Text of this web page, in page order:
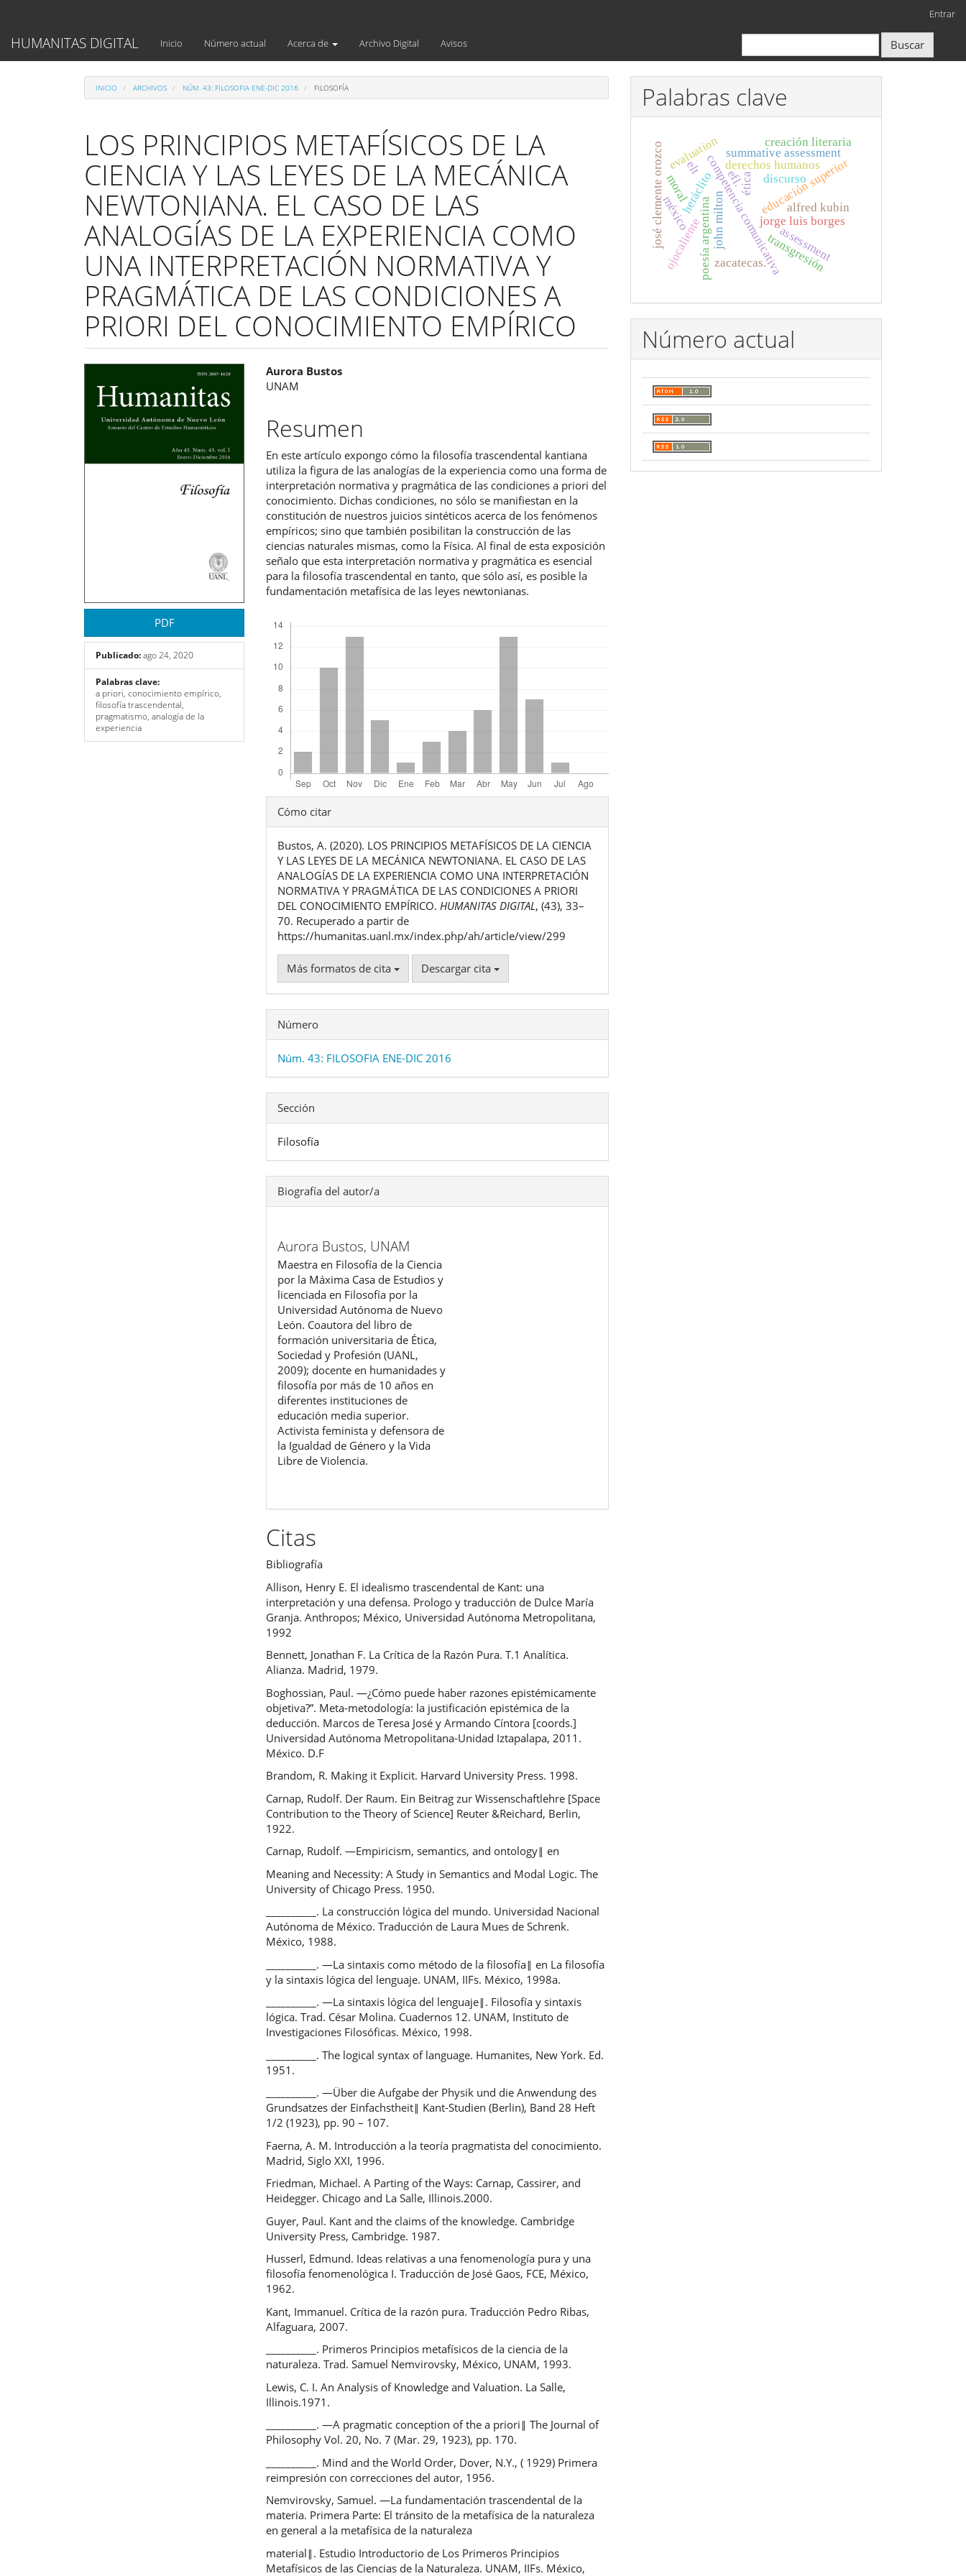
Contenido
principal
Entrar
HUMANITAS DIGITAL Inicio Número actual Acerca de Archivo Digital Avisos Buscar
INICIO ARCHIVOS NÚM. 43: FILOSOFIA ENE-DIC 2016 FILOSOFÍA
LOS PRINCIPIOS METAFÍSICOS DE LA
CIENCIA Y LAS LEYES DE LA MECÁNICA
NEWTONIANA. EL CASO DE LAS
ANALOGÍAS DE LA EXPERIENCIA COMO
UNA INTERPRETACIÓN NORMATIVA Y
PRAGMÁTICA DE LAS CONDICIONES A
PRIORI DEL CONOCIMIENTO EMPÍRICO
Barra
lateral
del
PDF
Publicado:ago 24, 2020
Palabras clave:
a priori, conocimiento empírico,
filosofía trascendental,
pragmatismo, analogía de la
experiencia
Contenido
principal
del
artículo
Aurora Bustos
UNAM
Resumen
En este artículo expongo cómo la filosofía trascendental kantiana
utiliza la figura de las analogías de la experiencia como una forma de
interpretación normativa y pragmática de las condiciones a priori del
conocimiento. Dichas condiciones, no sólo se manifiestan en la
constitución de nuestros juicios sintéticos acerca de los fenómenos
empíricos; sino que también posibilitan la construcción de las
ciencias naturales mismas, como la Física. Al final de esta exposición
señalo que esta interpretación normativa y pragmática es esencial
para la filosofía trascendental en tanto, que sólo así, es posible la
fundamentación metafísica de las leyes newtonianas.
Detalles
del
artículo
Cómo citar
Bustos, A. (2020). LOS PRINCIPIOS METAFÍSICOS DE LA CIENCIA
Y LAS LEYES DE LA MECÁNICA NEWTONIANA. EL CASO DE LAS
ANALOGÍAS DE LA EXPERIENCIA COMO UNA INTERPRETACIÓN
NORMATIVA Y PRAGMÁTICA DE LAS CONDICIONES A PRIORI
DEL CONOCIMIENTO EMPÍRICO. HUMANITAS DIGITAL, (43), 33–
70. Recuperado a partir de
https://humanitas.uanl.mx/index.php/ah/article/view/299
Más formatos de cita Descargar cita
Número
Núm. 43: FILOSOFIA ENE-DIC 2016
Sección
Filosofía
Biografía del autor/a
Aurora Bustos, UNAM
Maestra en Filosofía de la Ciencia
por la Máxima Casa de Estudios y
licenciada en Filosofía por la
Universidad Autónoma de Nuevo
León. Coautora del libro de
formación universitaria de Ética,
Sociedad y Profesión (UANL,
2009); docente en humanidades y
filosofía por más de 10 años en
diferentes instituciones de
educación media superior.
Activista feminista y defensora de
la Igualdad de Género y la Vida
Libre de Violencia.
Citas
Bibliografía
Allison, Henry E. El idealismo trascendental de Kant: una
interpretación y una defensa. Prologo y traducción de Dulce María
Granja. Anthropos; México, Universidad Autónoma Metropolitana,
1992
Bennett, Jonathan F. La Crítica de la Razón Pura. T.1 Analítica.
Alianza. Madrid, 1979.
Boghossian, Paul. ―¿Cómo puede haber razones epistémicamente
objetiva?”. Meta-metodología: la justificación epistémica de la
deducción. Marcos de Teresa José y Armando Cíntora [coords.]
Universidad Autónoma Metropolitana-Unidad Iztapalapa, 2011.
México. D.F
Brandom, R. Making it Explicit. Harvard University Press. 1998.
Carnap, Rudolf. Der Raum. Ein Beitrag zur Wissenschaftlehre [Space
Contribution to the Theory of Science] Reuter &Reichard, Berlin,
1922.
Carnap, Rudolf. ―Empiricism, semantics, and ontology‖ en
Meaning and Necessity: A Study in Semantics and Modal Logic. The
University of Chicago Press. 1950.
__________. La construcción lógica del mundo. Universidad Nacional
Autónoma de México. Traducción de Laura Mues de Schrenk.
México, 1988.
__________. ―La sintaxis como método de la filosofía‖ en La filosofía
y la sintaxis lógica del lenguaje. UNAM, IIFs. México, 1998a.
__________. ―La sintaxis lógica del lenguaje‖. Filosofía y sintaxis
lógica. Trad. César Molina. Cuadernos 12. UNAM, Instituto de
Investigaciones Filosóficas. México, 1998.
__________. The logical syntax of language. Humanites, New York. Ed.
1951.
__________. ―Über die Aufgabe der Physik und die Anwendung des
Grundsatzes der Einfachstheit‖ Kant-Studien (Berlin), Band 28 Heft
1/2 (1923), pp. 90 – 107.
Faerna, A. M. Introducción a la teoría pragmatista del conocimiento.
Madrid, Siglo XXI, 1996.
Friedman, Michael. A Parting of the Ways: Carnap, Cassirer, and
Heidegger. Chicago and La Salle, Illinois.2000.
Guyer, Paul. Kant and the claims of the knowledge. Cambridge
University Press, Cambridge. 1987.
Husserl, Edmund. Ideas relativas a una fenomenología pura y una
filosofía fenomenológica I. Traducción de José Gaos, FCE, México,
1962.
Kant, Immanuel. Crítica de la razón pura. Traducción Pedro Ribas,
Alfaguara, 2007.
__________. Primeros Principios metafísicos de la ciencia de la
naturaleza. Trad. Samuel Nemvirovsky, México, UNAM, 1993.
Lewis, C. I. An Analysis of Knowledge and Valuation. La Salle,
Illinois.1971.
__________. ―A pragmatic conception of the a priori‖ The Journal of
Philosophy Vol. 20, No. 7 (Mar. 29, 1923), pp. 170.
__________. Mind and the World Order, Dover, N.Y., ( 1929) Primera
reimpresión con correcciones del autor, 1956.
Nemvirovsky, Samuel. ―La fundamentación trascendental de la
materia. Primera Parte: El tránsito de la metafísica de la naturaleza
en general a la metafísica de la naturaleza
material‖. Estudio Introductorio de Los Primeros Principios
Metafísicos de las Ciencias de la Naturaleza. UNAM, IIFs. México,
Palabras clave
discurso
competencia comunicativaeducación superior
jorge luis borges
heráclitojohn milton
poesía argentina
derechos humanos
ética
moral
méxico alfred kubin
assessment
evaluation summative assessment
elt
efl.
josé clemente orozcoojocaliente zacatecas.
creación literaria
transgresión
Número actual